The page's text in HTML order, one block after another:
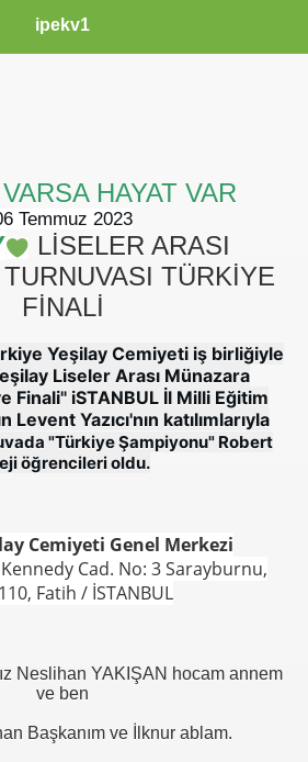
ipekv1
HAYAT VAR
Temmuz 2023
LİSELER ARASI
TÜRKİYE
FİNALİ
Yeşilay Cemiyeti iş birliğiyle
Liseler Arası Münazara
Finali" iSTANBUL İl Milli Eğitim
Yazıcı'nın katılımlarıyla
"Türkiye Şampiyonu" Robert
öğrencileri oldu.
Cemiyeti Genel Merkezi
Cad. No: 3 Sarayburnu,
Fatih / İSTANBUL
Neslihan YAKIŞAN hocam annem
ve ben
Başkanım ve İlknur ablam.